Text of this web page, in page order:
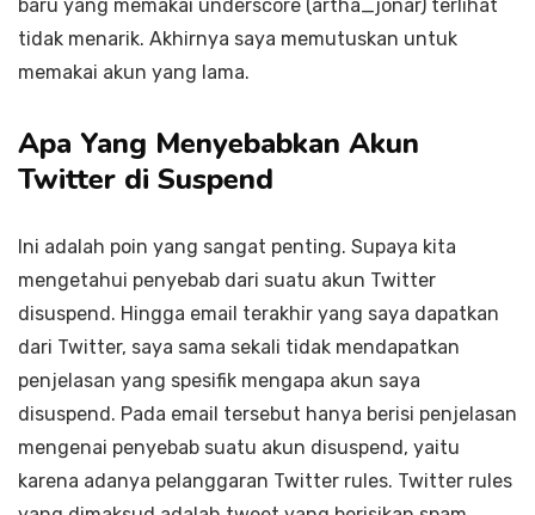
baru yang memakai underscore (artha_jonar) terlihat
tidak menarik. Akhirnya saya memutuskan untuk
memakai akun yang lama.
Apa Yang Menyebabkan Akun
Twitter di Suspend
Ini adalah poin yang sangat penting. Supaya kita
mengetahui penyebab dari suatu akun Twitter
disuspend. Hingga email terakhir yang saya dapatkan
dari Twitter, saya sama sekali tidak mendapatkan
penjelasan yang spesifik mengapa akun saya
disuspend. Pada email tersebut hanya berisi penjelasan
mengenai penyebab suatu akun disuspend, yaitu
karena adanya pelanggaran Twitter rules. Twitter rules